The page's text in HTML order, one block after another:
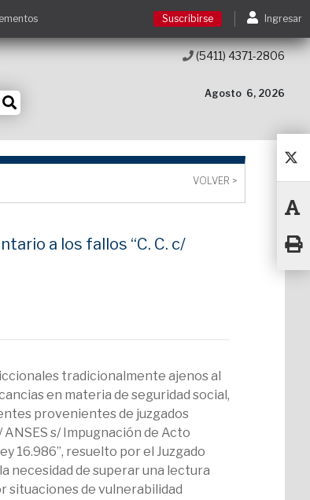
Suscribirse
Acceso a cursos
Suscribirse Ingresar
Agosto 6, 2026
(5411) 4371-2806
VOLVER >
a los fallos “C. C. c/
tradicionalmente ajenos al
en materia de seguridad social,
provenientes de juzgados
s/ Impugnación de Acto
16.986”, resuelto por el Juzgado
necesidad de superar una lectura
situaciones de vulnerabilidad